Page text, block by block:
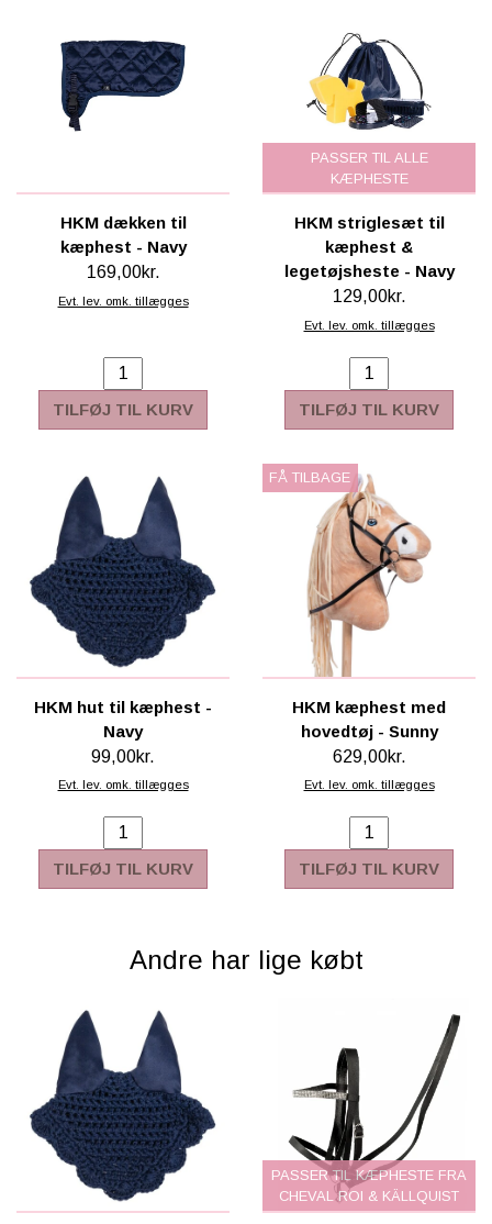
HKM dækken til
kæphest - Navy
169,00kr.
Evt. lev. omk. tillægges
TILFØJ TIL KURV
PASSER TIL ALLE
KÆPHESTE
HKM striglesæt til
kæphest &
legetøjsheste - Navy
129,00kr.
Evt. lev. omk. tillægges
TILFØJ TIL KURV
HKM hut til kæphest -
Navy
99,00kr.
Evt. lev. omk. tillægges
TILFØJ TIL KURV
FÅ TILBAGE
HKM kæphest med
hovedtøj - Sunny
629,00kr.
Evt. lev. omk. tillægges
TILFØJ TIL KURV
Andre har lige købt
PASSER TIL KÆPHESTE FRA
CHEVAL ROI & KÄLLQUIST